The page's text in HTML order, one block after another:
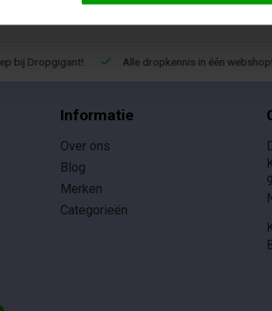
Dropgigant! Alle dropkennis in één webshop!
Informatie
Over ons
Blog
Merken
Categorieën